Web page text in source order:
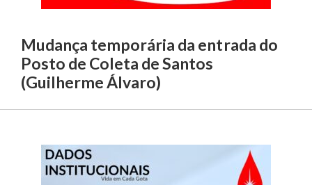
Mudança temporária da entrada do
Posto de Coleta de Santos
(Guilherme Álvaro)